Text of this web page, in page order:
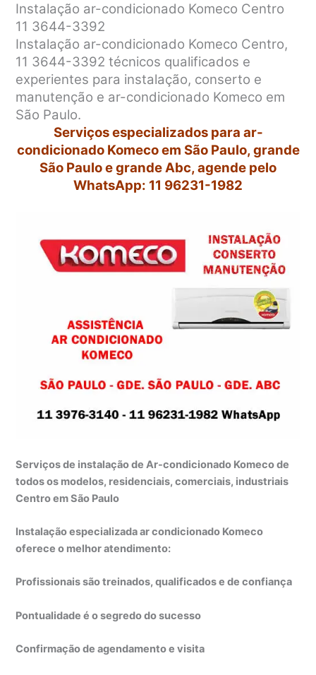
Instalação ar-condicionado Komeco Centro
11 3644-3392
Instalação ar-condicionado Komeco Centro,
11 3644-3392 técnicos qualificados e
experientes para instalação, conserto e
manutenção e ar-condicionado Komeco em
São Paulo.
Serviços especializados para ar-
condicionado Komeco em São Paulo, grande
São Paulo e grande Abc, agende pelo
WhatsApp: 11 96231-1982
Serviços de instalação de Ar-condicionado Komeco de
todos os modelos, residenciais, comerciais, industriais
Centro em São Paulo
Instalação especializada ar condicionado Komeco
oferece o melhor atendimento:
Profissionais são treinados, qualificados e de confiança
Pontualidade é o segredo do sucesso
Confirmação de agendamento e visita